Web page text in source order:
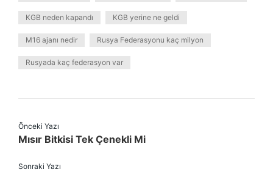
KGB neden kapandı KGB yerine ne geldi
M16 ajanı nedir Rusya Federasyonu kaç milyon
Rusyada kaç federasyon var
Önceki Yazı
Mısır Bitkisi Tek Çenekli Mi
Sonraki Yazı